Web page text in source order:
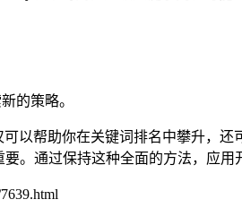
的策略。
以帮助你在关键词排名中攀升，
通过保持这种全面的方法，应用